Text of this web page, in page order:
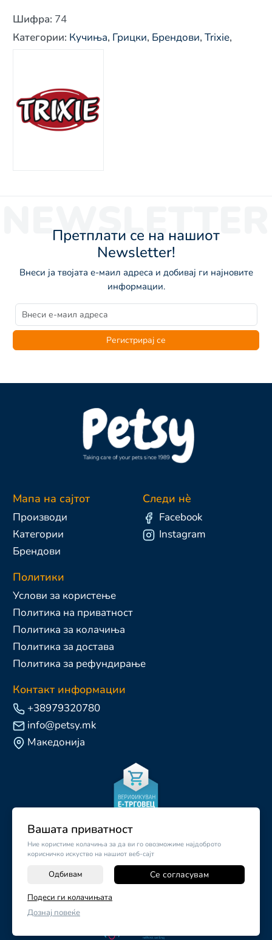
Вашата приватност
Ние користиме колачиња за да ви го овозможиме најдоброто
корисничко искуство на нашиот веб-сајт
Одбивам Се согласувам
Подеси ги колачињата
Дознај повеќе
Шифра: 74
Категории: Кучиња, Грицки, Брендови, Trixie,
+
NEWSLETTER
Претплати се на нашиот
Newsletter!
Внеси ја твојата е-маил адреса и добивај ги најновите
информации.
Регистрирај се
Мапа на сајтот
Производи
Категории
Брендови
Политики
Услови за користење
Политика на приватност
Политика за колачиња
Политика за достава
Политика за рефундирање
Контакт информации
+38979320780
info@petsy.mk
Македонија
Следи нè
Facebook
Instagram
©2026
Поставки за колачиња